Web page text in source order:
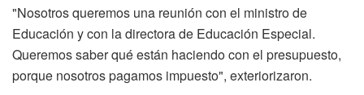
"Nosotros queremos una reunión con el ministro de
Educación y con la directora de Educación Especial.
Queremos saber qué están haciendo con el presupuesto,
porque nosotros pagamos impuesto", exteriorizaron.